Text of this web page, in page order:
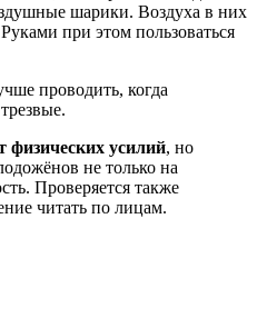
шарики. Воздуха в них
при этом пользоваться
проводить, когда
усилий, но
не только на
Проверяется также
читать по лицам.